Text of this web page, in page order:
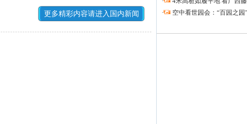
更多精彩内容请进入国内新闻
·
空中看世园会：“百园之园